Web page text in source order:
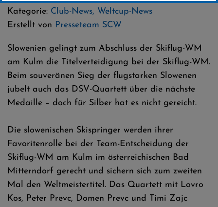
Kategorie: Club-News, Weltcup-News
Erstellt von Presseteam SCW
Slowenien gelingt zum Abschluss der Skiflug-WM
am Kulm die Titelverteidigung bei der Skiflug-WM.
Beim souveränen Sieg der flugstarken Slowenen
jubelt auch das DSV-Quartett über die nächste
Medaille – doch für Silber hat es nicht gereicht.
Die slowenischen Skispringer werden ihrer
Favoritenrolle bei der Team-Entscheidung der
Skiflug-WM am Kulm im österreichischen Bad
Mitterndorf gerecht und sichern sich zum zweiten
Mal den Weltmeistertitel. Das Quartett mit Lovro
Kos, Peter Prevc, Domen Prevc und Timi Zajc